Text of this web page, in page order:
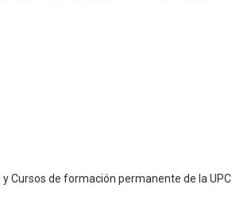
Cursos de formación permanente de la UPC.